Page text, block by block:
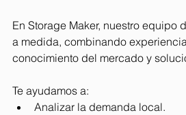
En Storage Maker, nuestro equipo
a medida, combinando
conocimiento del mercado y
Te ayudamos a:
Analizar la demanda local.